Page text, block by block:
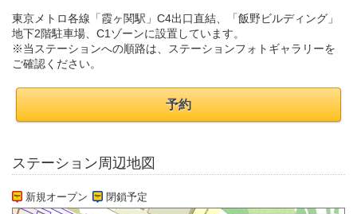
東京メトロ各線「霞ヶ関駅」C4出口直結、「飯野ビルディング」
地下2階駐車場、C1ゾーンに設置しています。
※当ステーションへの順路は、ステーションフォトギャラリーを
ご確認ください。
予約
ステーション周辺地図
新規オープン 閉鎖予定